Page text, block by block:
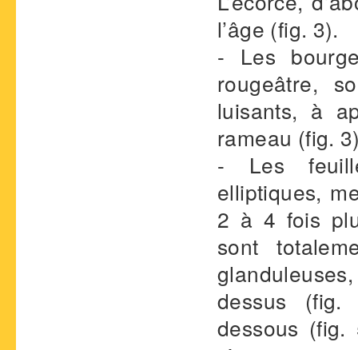
l’âge (fig. 3).
- Les
rougeâtre,
luisants, à
rameau (fig.
- Les
elliptiques,
2 à 4 fois
sont
dessus
dessous (fig.